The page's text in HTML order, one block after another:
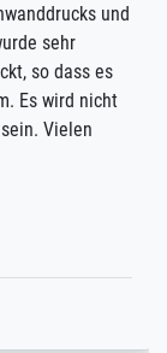
und
es
nicht